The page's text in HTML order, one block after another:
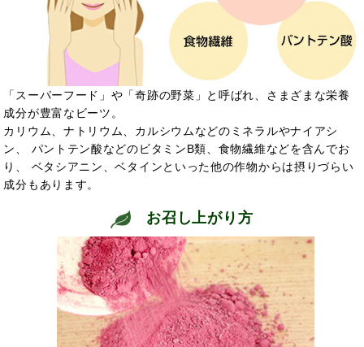
「スーパーフード」や「奇跡の野菜」と呼ばれ、さまざまな栄養
成分が豊富なビーツ。
カリウム、ナトリウム、カルシウムなどのミネラルやナイアシ
ン、 パントテン酸などのビタミンB類、食物繊維などを含んでお
り、 ベタシアニン、ベタインといった他の作物からは摂りづらい
成分もあります。
お召し上がり方